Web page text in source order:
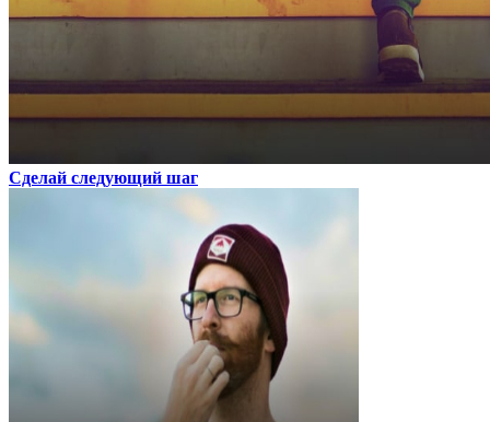
Сделай следующий шаг